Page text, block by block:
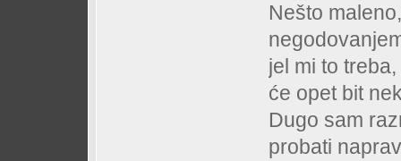
Nešto
jel mi to
će opet bit
Dugo sam
probati